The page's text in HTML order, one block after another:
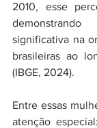
2010, esse
significativa na
brasileiras ao
(IBGE, 2024).
Entre essas
atenção